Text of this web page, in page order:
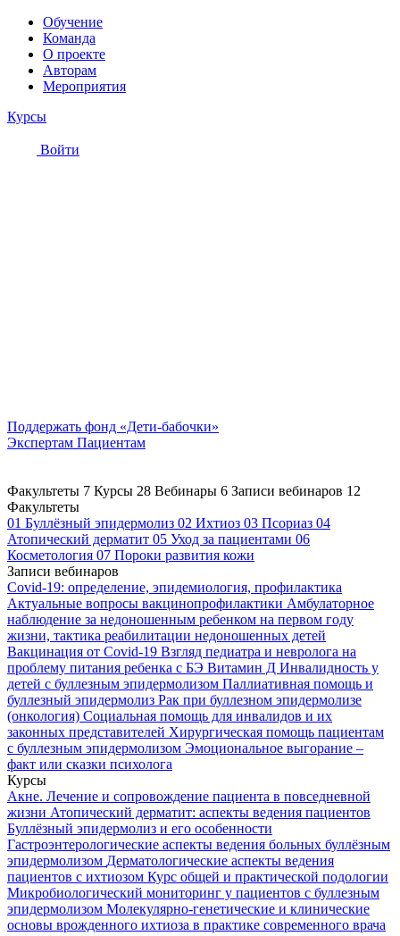
Обучение
Команда
О проекте
Авторам
Мероприятия
Курсы
Войти
Поддержать фонд «Дети-бабочки»
Экспертам Пациентам
Факультеты 7 Курсы 28 Вебинары 6 Записи вебинаров 12
Факультеты
01 Буллёзный эпидермолиз 02 Ихтиоз 03 Псориаз 04
Атопический дерматит 05 Уход за пациентами 06
Косметология 07 Пороки развития кожи
Записи вебинаров
Covid-19: определение, эпидемиология, профилактика
Актуальные вопросы вакцинопрофилактики Амбулаторное
наблюдение за недоношенным ребенком на первом году
жизни, тактика реабилитации недоношенных детей
Вакцинация от Covid-19 Взгляд педиатра и невролога на
проблему питания ребенка с БЭ Витамин Д Инвалидность у
детей с буллезным эпидермолизом Паллиативная помощь и
буллезный эпидермолиз Рак при буллезном эпидермолизе
(онкология) Социальная помощь для инвалидов и их
законных представителей Хирургическая помощь пациентам
с буллезным эпидермолизом Эмоциональное выгорание –
факт или сказки психолога
Курсы
Акне. Лечение и сопровождение пациента в повседневной
жизни Атопический дерматит: аспекты ведения пациентов
Буллёзный эпидермолиз и его особенности
Гастроэнтерологические аспекты ведения больных буллёзным
эпидермолизом Дерматологические аспекты ведения
пациентов с ихтиозом Курс общей и практической подологии
Микробиологический мониторинг у пациентов с буллезным
эпидермолизом Молекулярно-генетические и клинические
основы врожденного ихтиоза в практике современного врача